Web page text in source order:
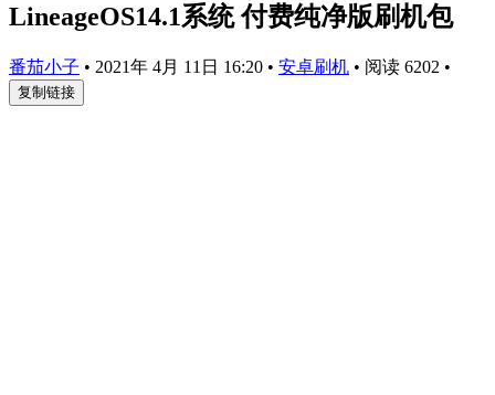
LineageOS14.1系统 付费纯净版刷机包
番茄小子 • 2021年 4月 11日 16:20 • 安卓刷机 • 阅读 6202 •
复制链接